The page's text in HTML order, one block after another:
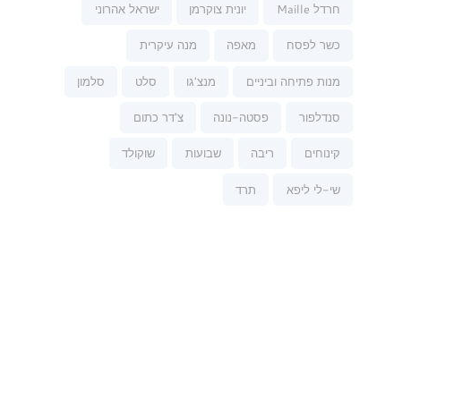
חרדל Maille יונית צוקרמן ישראל אהרוני
כשר לפסח מאפה מנה עיקרית
מנות פתיחה וביניים מנצ'גו סלט סלמון
סנדלפור פסטה-נונה צ'דר כתום
קינוחים ריבה שבועות שוקולד
שי-לי ליפא תרד